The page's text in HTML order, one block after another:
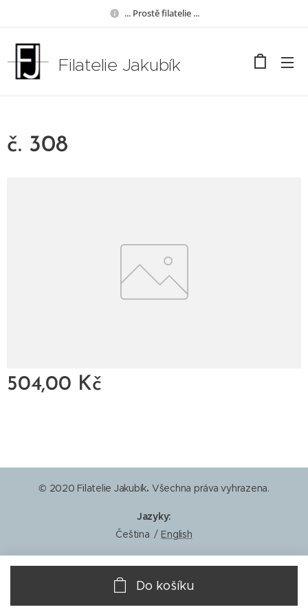
... Prostě filatelie ...
Filatelie Jakubík
č. 308
504,00 Kč
Do košíku
© 2020 Filatelie Jakubík. Všechna práva vyhrazena.
Jazyky
Čeština
English